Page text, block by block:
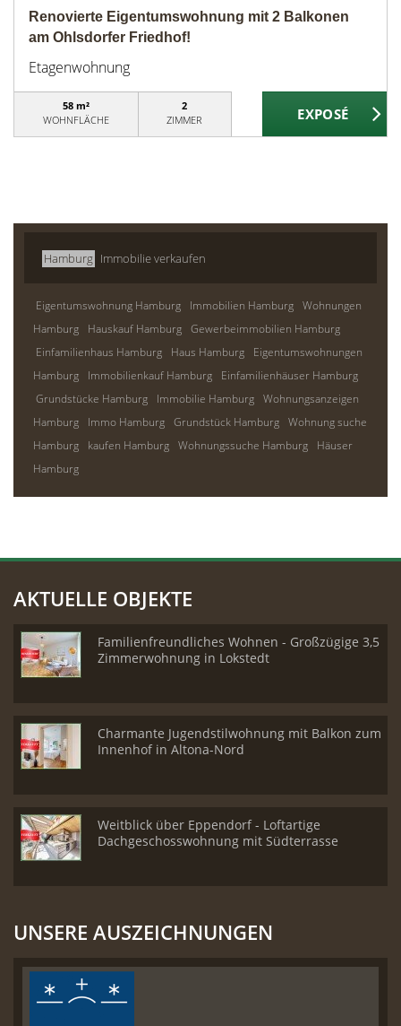
Renovierte Eigentumswohnung mit 2 Balkonen
am Ohlsdorfer Friedhof!
Etagenwohnung
58 m²
WOHNFLÄCHE
2
ZIMMER
Hamburg Immobilie verkaufen
Eigentumswohnung Hamburg Immobilien Hamburg Wohnungen
Hamburg
Hauskauf Hamburg Gewerbeimmobilien Hamburg
Einfamilienhaus Hamburg
Haus Hamburg
Eigentumswohnungen
Hamburg
Immobilienkauf Hamburg
Einfamilienhäuser Hamburg
Grundstücke Hamburg
Immobilie Hamburg Wohnungsanzeigen
Hamburg
Immo Hamburg Grundstück Hamburg Wohnung suche
Hamburg
kaufen Hamburg Wohnungssuche Hamburg
Häuser
Hamburg
AKTUELLE OBJEKTE
Familienfreundliches Wohnen - Großzügige 3,5
Zimmerwohnung in Lokstedt
Charmante Jugendstilwohnung mit Balkon zum
Innenhof in Altona-Nord
Weitblick über Eppendorf - Loftartige
Dachgeschosswohnung mit Südterrasse
UNSERE AUSZEICHNUNGEN